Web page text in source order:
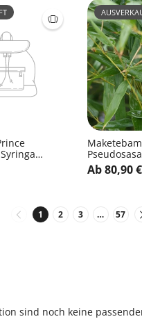
Ab 80,90 €
1 2 3 … 57
sind noch keine